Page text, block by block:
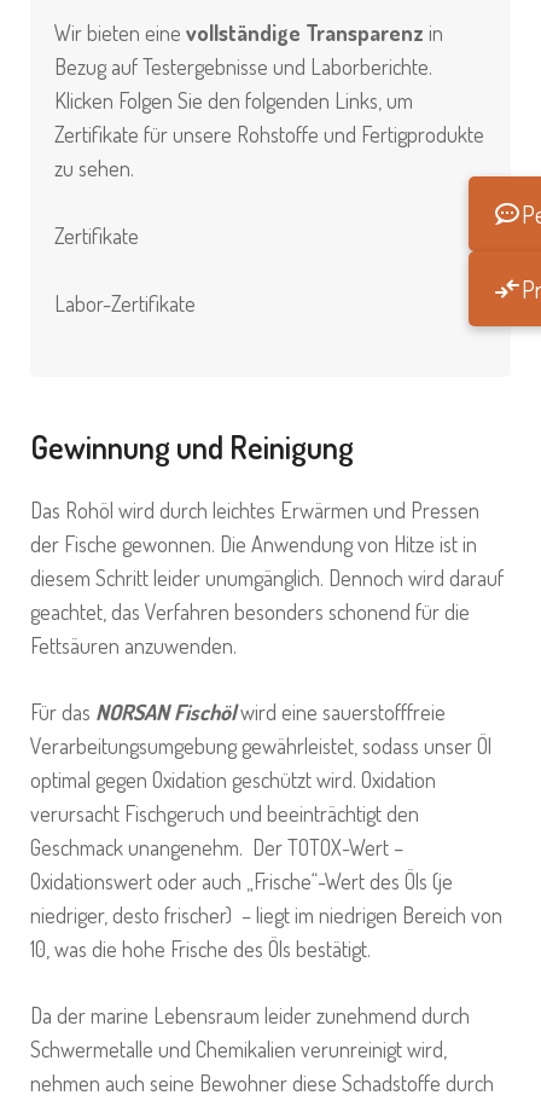
Wir bieten eine vollständige Transparenz in
Bezug auf Testergebnisse und Laborberichte.
Klicken Folgen Sie den folgenden Links, um
Zertifikate für unsere Rohstoffe und Fertigprodukte
zu sehen.
Zertifikate
Labor-Zertifikate
Gewinnung und Reinigung
Das Rohöl wird durch leichtes Erwärmen und Pressen
der Fische gewonnen. Die Anwendung von Hitze ist in
diesem Schritt leider unumgänglich. Dennoch wird darauf
geachtet, das Verfahren besonders schonend für die
Fettsäuren anzuwenden.
Für das NORSAN Fischölwird eine sauerstofffreie
Verarbeitungsumgebung gewährleistet, sodass unser Öl
optimal gegen Oxidation geschützt wird. Oxidation
verursacht Fischgeruch und beeinträchtigt den
Geschmack unangenehm. Der TOTOX-Wert –
Oxidationswert oder auch „Frische“-Wert des Öls (je
niedriger, desto frischer) – liegt im niedrigen Bereich von
10, was die hohe Frische des Öls bestätigt.
Da der marine Lebensraum leider zunehmend durch
Schwermetalle und Chemikalien verunreinigt wird,
nehmen auch seine Bewohner diese Schadstoffe durch